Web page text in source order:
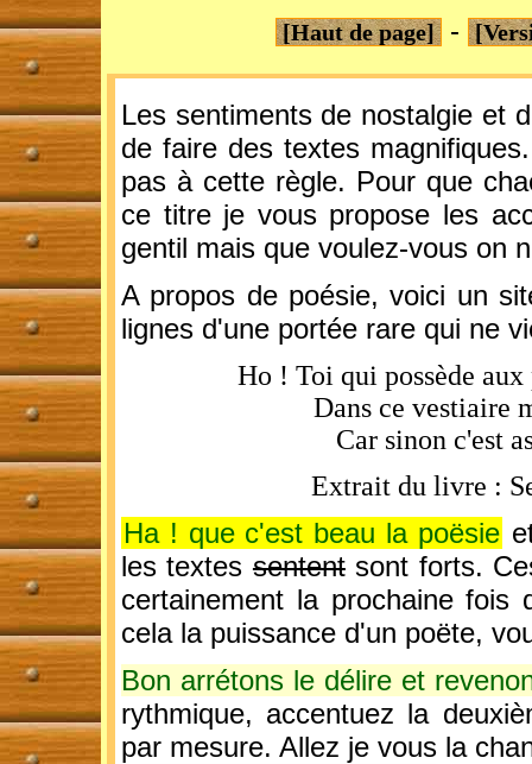
[Haut de page] -
Les sentiments de nostalgie et
de faire des textes
pas à cette règle. Pour que
ce titre je vous propose les
gentil mais que voulez-vous on
A propos de poésie, voici un
lignes d'une portée rare qui ne
Ho ! Toi qui possède
Dans ce vestiaire
Car sinon c'est
Extrait du livre :
Ha ! que c'est beau la poësie
les textessententsont forts.
certainement la prochaine
cela la puissance d'un poëte,
Bon arrétons le délire et
rythmique, accentuez la
par mesure. Allez je vous la